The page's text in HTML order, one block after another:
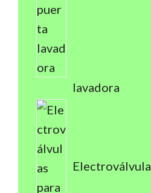
lavadora
Electroválvula